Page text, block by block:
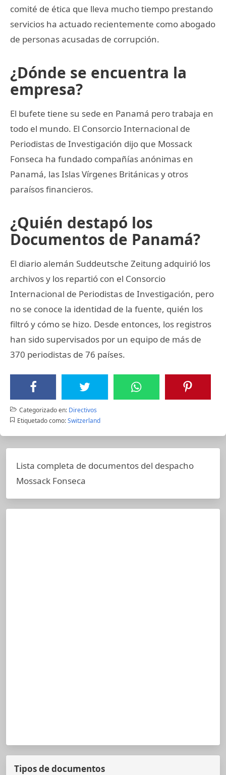
comité de ética que lleva mucho tiempo prestando
servicios ha actuado recientemente como abogado
de personas acusadas de corrupción.
¿Dónde se encuentra la
empresa?
El bufete tiene su sede en Panamá pero trabaja en
todo el mundo. El Consorcio Internacional de
Periodistas de Investigación dijo que Mossack
Fonseca ha fundado compañías anónimas en
Panamá, las Islas Vírgenes Británicas y otros
paraísos financieros.
¿Quién destapó los
Documentos de Panamá?
El diario alemán Suddeutsche Zeitung adquirió los
archivos y los repartió con el Consorcio
Internacional de Periodistas de Investigación, pero
no se conoce la identidad de la fuente, quién los
filtró y cómo se hizo. Desde entonces, los registros
han sido supervisados por un equipo de más de
370 periodistas de 76 países.
Categorizado en: Directivos
Etiquetado como: Switzerland
Lista completa de documentos del despacho
Mossack Fonseca
Tipos de documentos